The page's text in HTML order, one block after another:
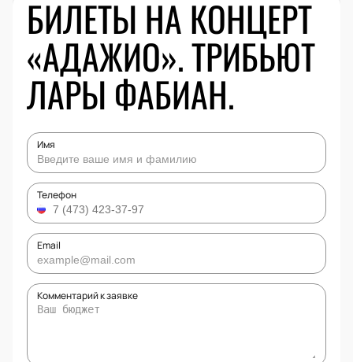
БИЛЕТЫ НА КОНЦЕРТ
«АДАЖИО». ТРИБЬЮТ
ЛАРЫ ФАБИАН.
Имя
Телефон
Email
Комментарий к заявке